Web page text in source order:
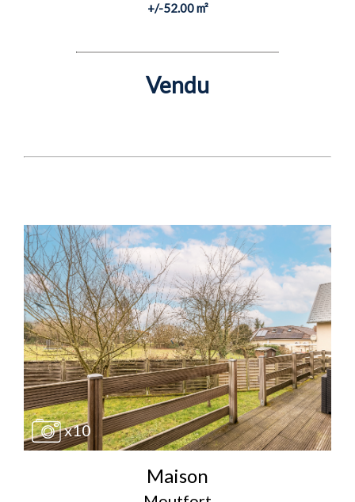
+/-52.00 m²
Vendu
x10
Maison